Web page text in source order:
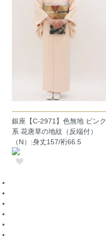
銀座【C-2971】色無地 ピンク
系 花唐草の地紋（反端付）
（N）:身丈157/裄66.5